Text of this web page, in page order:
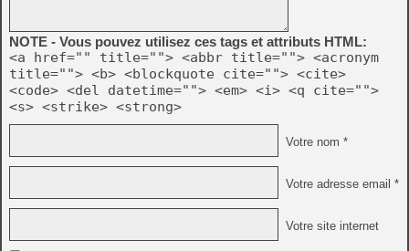
NOTE - Vous pouvez utilisez ces tags et attributs HTML:
<a href="" title=""> <abbr title=""> <acronym
title=""> <b> <blockquote cite=""> <cite>
<code> <del datetime=""> <em> <i> <q cite="">
<s> <strike> <strong>
Votre nom *
Votre adresse email *
Votre site internet